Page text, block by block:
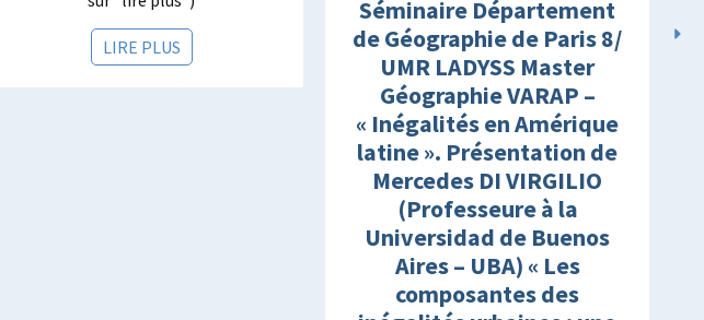
LIRE PLUS
Séminaire Département
de Géographie de Paris 8/
UMR LADYSS Master
Géographie VARAP –
« Inégalités en Amérique
latine ». Présentation de
Mercedes DI VIRGILIO
(Professeure à la
Universidad de Buenos
Aires – UBA) « Les
composantes des